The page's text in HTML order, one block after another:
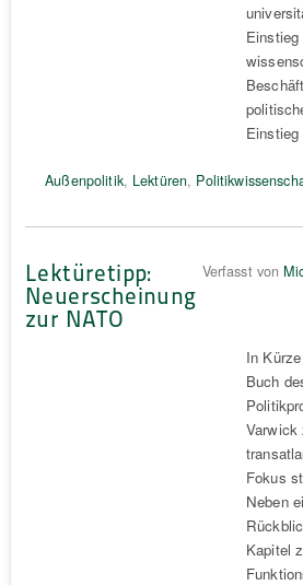
Außenpolitik, Lektüren,
Lektüretipp:
Neuerscheinung
zur NATO
Verfasst von
In
Buch
Varwick
Fokus
Neben
Kapitel